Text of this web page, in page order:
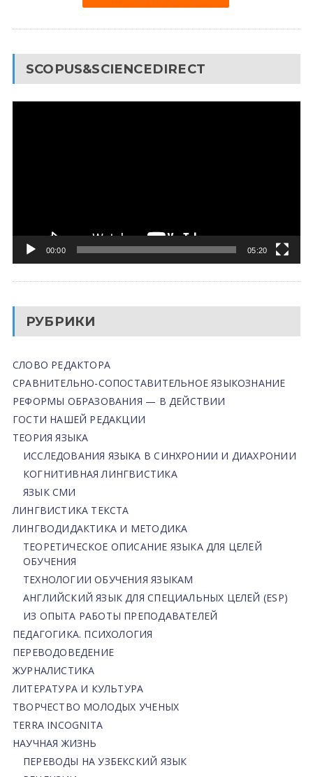
SCOPUS&SCIENCEDIRECT
00:00 05:20
РУБРИКИ
СЛОВО РЕДАКТОРА
СРАВНИТЕЛЬНО-СОПОСТАВИТЕЛЬНОЕ ЯЗЫКОЗНАНИЕ
РЕФОРМЫ ОБРАЗОВАНИЯ — В ДЕЙСТВИИ
ГОСТИ НАШЕЙ РЕДАКЦИИ
ТЕОРИЯ ЯЗЫКА
ИССЛЕДОВАНИЯ ЯЗЫКА В СИНХРОНИИ И ДИАХРОНИИ
КОГНИТИВНАЯ ЛИНГВИСТИКА
ЯЗЫК СМИ
ЛИНГВИСТИКА ТЕКСТА
ЛИНГВОДИДАКТИКА И МЕТОДИКА
ТЕОРЕТИЧЕСКОЕ ОПИСАНИЕ ЯЗЫКА ДЛЯ ЦЕЛЕЙ
ОБУЧЕНИЯ
ТЕХНОЛОГИИ ОБУЧЕНИЯ ЯЗЫКАМ
АНГЛИЙСКИЙ ЯЗЫК ДЛЯ СПЕЦИАЛЬНЫХ ЦЕЛЕЙ (ESP)
ИЗ ОПЫТА РАБОТЫ ПРЕПОДАВАТЕЛЕЙ
ПЕДАГОГИКА. ПСИХОЛОГИЯ
ПЕРЕВОДОВЕДЕНИЕ
ЖУРНАЛИСТИКА
ЛИТЕРАТУРА И КУЛЬТУРА
ТВОРЧЕСТВО МОЛОДЫХ УЧЕНЫХ
TERRA INCOGNITA
НАУЧНАЯ ЖИЗНЬ
ПЕРЕВОДЫ НА УЗБЕКСКИЙ ЯЗЫК